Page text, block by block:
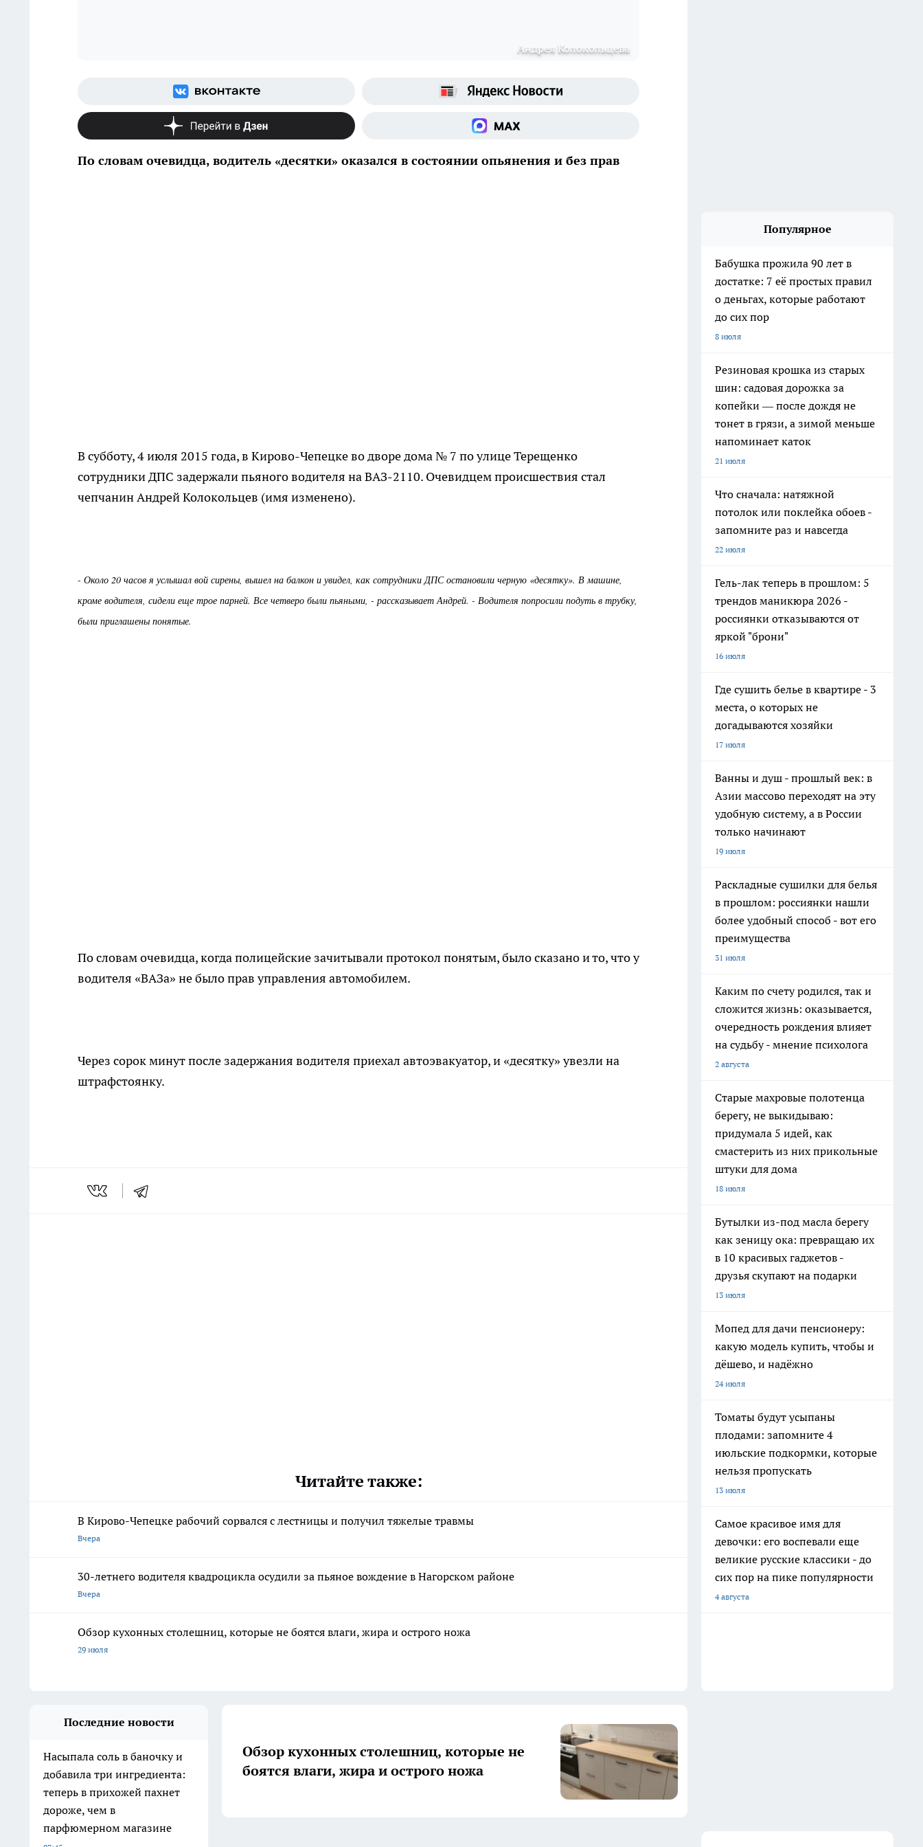
Андрея Колокольцева
По словам очевидца, водитель «десятки» оказался в состоянии опьянения и без прав
В субботу, 4 июля 2015 года, в Кирово-Чепецке во дворе дома № 7 по улице Терещенко
сотрудники ДПС задержали пьяного водителя на ВАЗ-2110. Очевидцем происшествия стал
чепчанин Андрей Колокольцев (имя изменено).
- Около 20 часов я услышал вой сирены, вышел на балкон и увидел, как сотрудники ДПС остановили черную «десятку». В машине,
кроме водителя, сидели еще трое парней. Все четверо были пьяными, - рассказывает Андрей. - Водителя попросили подуть в трубку,
были приглашены понятые.
По словам очевидца, когда полицейские зачитывали протокол понятым, было сказано и то, что у
водителя «ВАЗа» не было прав управления автомобилем.
Через сорок минут после задержания водителя приехал автоэвакуатор, и «десятку» увезли на
штрафстоянку.
Читайте также:
В Кирово-Чепецке рабочий сорвался с лестницы и получил тяжелые травмы
Вчера
30-летнего водителя квадроцикла осудили за пьяное вождение в Нагорском районе
Вчера
Обзор кухонных столешниц, которые не боятся влаги, жира и острого ножа
29 июля
Популярное
Бабушка прожила 90 лет в
достатке: 7 её простых правил
о деньгах, которые работают
до сих пор
8 июля
Резиновая крошка из старых
шин: садовая дорожка за
копейки — после дождя не
тонет в грязи, а зимой меньше
напоминает каток
21 июля
Что сначала: натяжной
потолок или поклейка обоев -
запомните раз и навсегда
22 июля
Гель-лак теперь в прошлом: 5
трендов маникюра 2026 -
россиянки отказываются от
яркой "брони"
16 июля
Где сушить белье в квартире - 3
места, о которых не
догадываются хозяйки
17 июля
Ванны и душ - прошлый век: в
Азии массово переходят на эту
удобную систему, а в России
только начинают
19 июля
Раскладные сушилки для белья
в прошлом: россиянки нашли
более удобный способ - вот его
преимущества
31 июля
Каким по счету родился, так и
сложится жизнь: оказывается,
очередность рождения влияет
на судьбу - мнение психолога
2 августа
Старые махровые полотенца
берегу, не выкидываю:
придумала 5 идей, как
смастерить из них прикольные
штуки для дома
18 июля
Бутылки из-под масла берегу
как зеницу ока: превращаю их
в 10 красивых гаджетов -
друзья скупают на подарки
13 июля
Мопед для дачи пенсионеру:
какую модель купить, чтобы и
дёшево, и надёжно
24 июля
Томаты будут усыпаны
плодами: запомните 4
июльские подкормки, которые
нельзя пропускать
13 июля
Самое красивое имя для
девочки: его воспевали еще
великие русские классики - до
сих пор на пике популярности
4 августа
Последние новости
Насыпала соль в баночку и
добавила три ингредиента:
теперь в прихожей пахнет
дороже, чем в
парфюмерном магазине
Обзор кухонных столешниц, которые не
боятся влаги, жира и острого ножа